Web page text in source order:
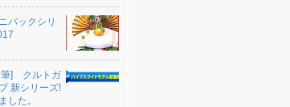
パックシリ
筆] クルトガ
新シリーズ!
した。